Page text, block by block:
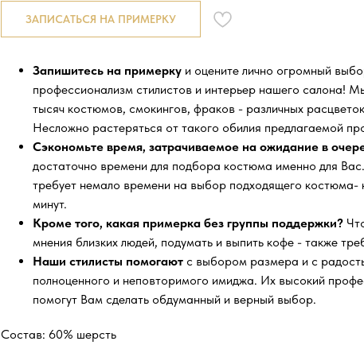
ЗАПИСАТЬСЯ НА ПРИМЕРКУ
Запишитесь на примерку и оцените лично огромный
профессионализм стилистов и интерьер нашего салона!
тысяч костюмов, смокингов, фраков - различных
Несложно растеряться от такого обилия предлагаемой
Сэкономьте время, затрачиваемое на ожидание в
достаточно времени для подбора костюма именно для
требует немало времени на выбор подходящего костюма-
минут.
Кроме того, какая примерка без группы поддержки?
мнения близких людей, подумать и выпить кофе - также
Наши стилисты помогают с выбором размера и с
полноценного и неповторимого имиджа. Их высокий
помогут Вам сделать обдуманный и верный выбор.
Состав: 60% шерсть